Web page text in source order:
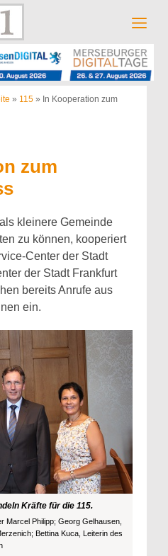
» 115 » In Kooperation zum
zum
kleinere Gemeinde
zu können, kooperiert
Center der Stadt
der Stadt Frankfurt
bereits Anrufe aus
ein.
Kräfte für die 115.
Marcel Philipp; Georg Gelhausen,
Bettina Kuca, Leiterin des